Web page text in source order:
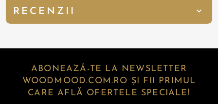
RECENZII
ABONEAZĂ-TE LA NEWSLETTER
WOODMOOD.COM.RO ȘI FII PRIMUL
CARE AFLĂ OFERTELE SPECIALE!